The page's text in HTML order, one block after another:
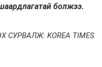
болжээ.
СУРВАЛЖ: KOREA TIMES